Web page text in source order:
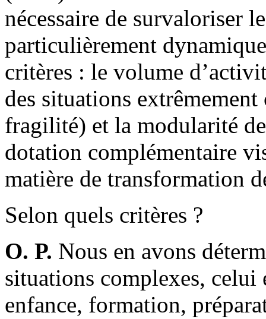
nécessaire de survaloriser
particulièrement
critères : le volume
des situations
fragilité) et la modularité
dotation complémentaire
matière de transformation
Selon quels critères ?
O. P. Nous en avons
situations complexes,
enfance, formation,